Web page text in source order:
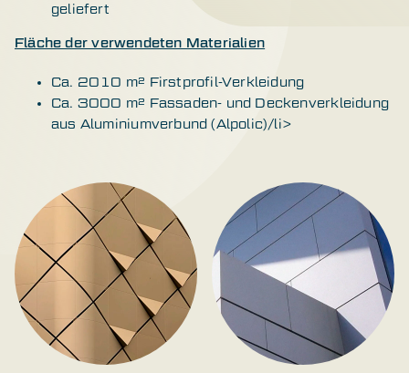
geliefert
Fläche der verwendeten Materialien
Ca. 2010 m² Firstprofil-Verkleidung
Ca. 3000 m² Fassaden- und Deckenverkleidung
aus Aluminiumverbund (Alpolic)/li>